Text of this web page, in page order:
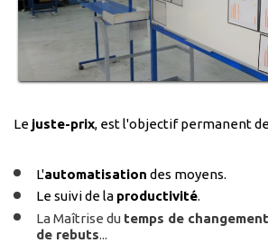
Le juste-prix, est l'objectif permanent
L'automatisation des moyens.
Le suivi de la productivité.
La Maîtrise du temps de
de rebuts...